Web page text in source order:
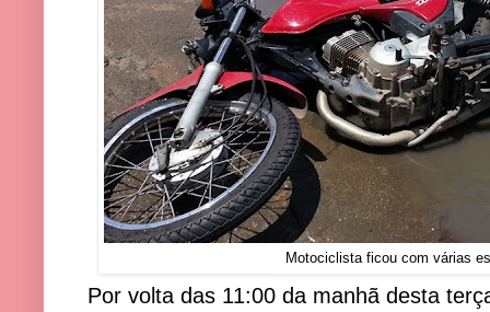
Motociclista ficou com várias
Por volta das 11:00 da manhã desta